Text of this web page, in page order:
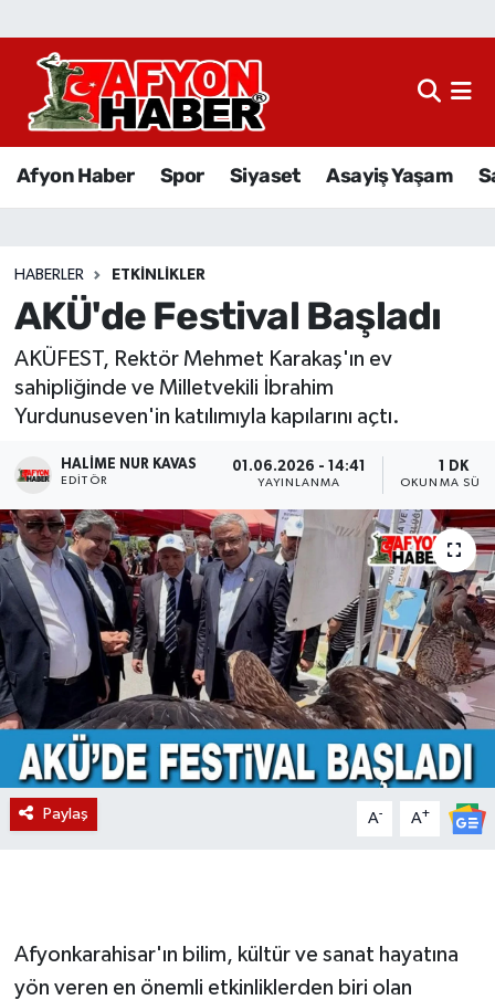
Afyon Haber Spor Siyaset Asayiş Yaşam
HABERLER ETKINLIKLER
AKÜ'de Festival Başladı
AKÜFEST, Rektör Mehmet Karakaş'ın ev
sahipliğinde ve Milletvekili İbrahim
Yurdunuseven'in katılımıyla kapılarını açtı.
HALIME NUR KAVAS
EDITÖR
01.06.2026 - 14:41
YAYINLANMA
1 DK
OKUNMA
Paylaş A- A+
Afyonkarahisar'ın bilim, kültür ve sanat hayatına
yön veren en önemli etkinliklerden biri olan
Afyon Haber
Sağlık
Eğitim
Sivil Toplum
Ekonomi
Magazin
Etkinlikler